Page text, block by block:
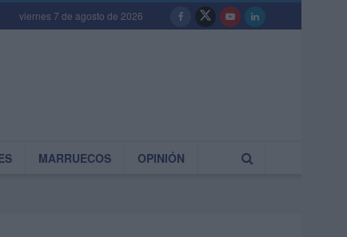
viernes 7 de agosto de 2026
MARRUECOS OPINIÓN